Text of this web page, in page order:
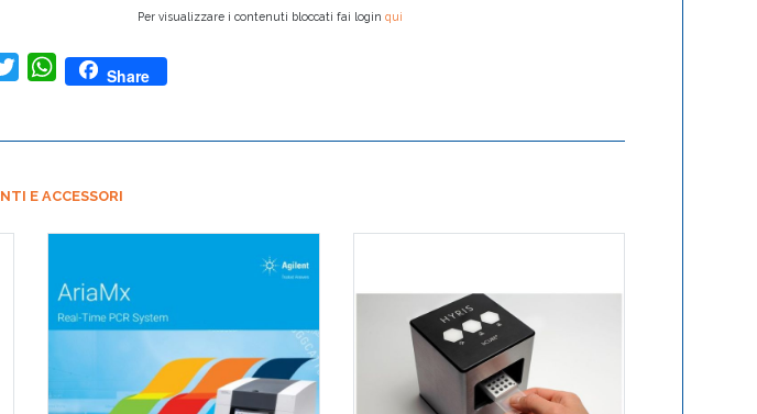
Per visualizzare i contenuti bloccati fai loginqui
TwitterWhatsApp
Share
E ACCESSORI